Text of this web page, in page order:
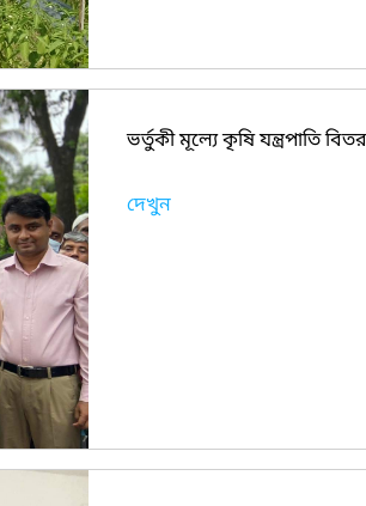
ভর্তুকী মূল্যে কৃষি যন্ত্রপাতি
দেখুন